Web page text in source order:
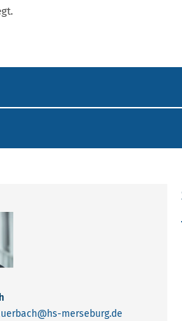
@hs-merseburg.de